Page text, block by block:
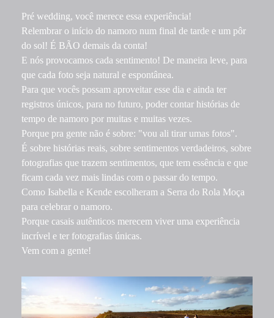
Pré wedding, você merece essa experiência!
Relembrar o início do namoro num final de tarde e um pôr
do sol! É BÃO demais da conta!
E nós provocamos cada sentimento! De maneira leve, para
que cada foto seja natural e espontânea.
Para que vocês possam aproveitar esse dia e ainda ter
registros únicos, para no futuro, poder contar histórias de
tempo de namoro por muitas e muitas vezes.
Porque pra gente não é sobre: "vou ali tirar umas fotos".
É sobre histórias reais, sobre sentimentos verdadeiros, sobre
fotografias que trazem sentimentos, que tem essência e que
ficam cada vez mais lindas com o passar do tempo.
Como Isabella e Kende escolheram a Serra do Rola Moça
para celebrar o namoro.
Porque casais autênticos merecem viver uma experiência
incrível e ter fotografias únicas.
Vem com a gente!